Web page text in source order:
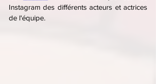
Instagram des différents acteurs et actrices
de l'équipe.